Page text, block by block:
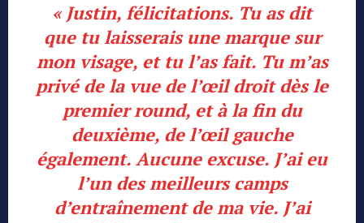
« Justin, félicitations. Tu as dit
que tu laisserais une marque sur
mon visage, et tu l’as fait. Tu m’as
privé de la vue de l’œil droit dès le
premier round, et à la fin du
deuxième, de l’œil gauche
également. Aucune excuse. J’ai eu
l’un des meilleurs camps
d’entraînement de ma vie. J’ai